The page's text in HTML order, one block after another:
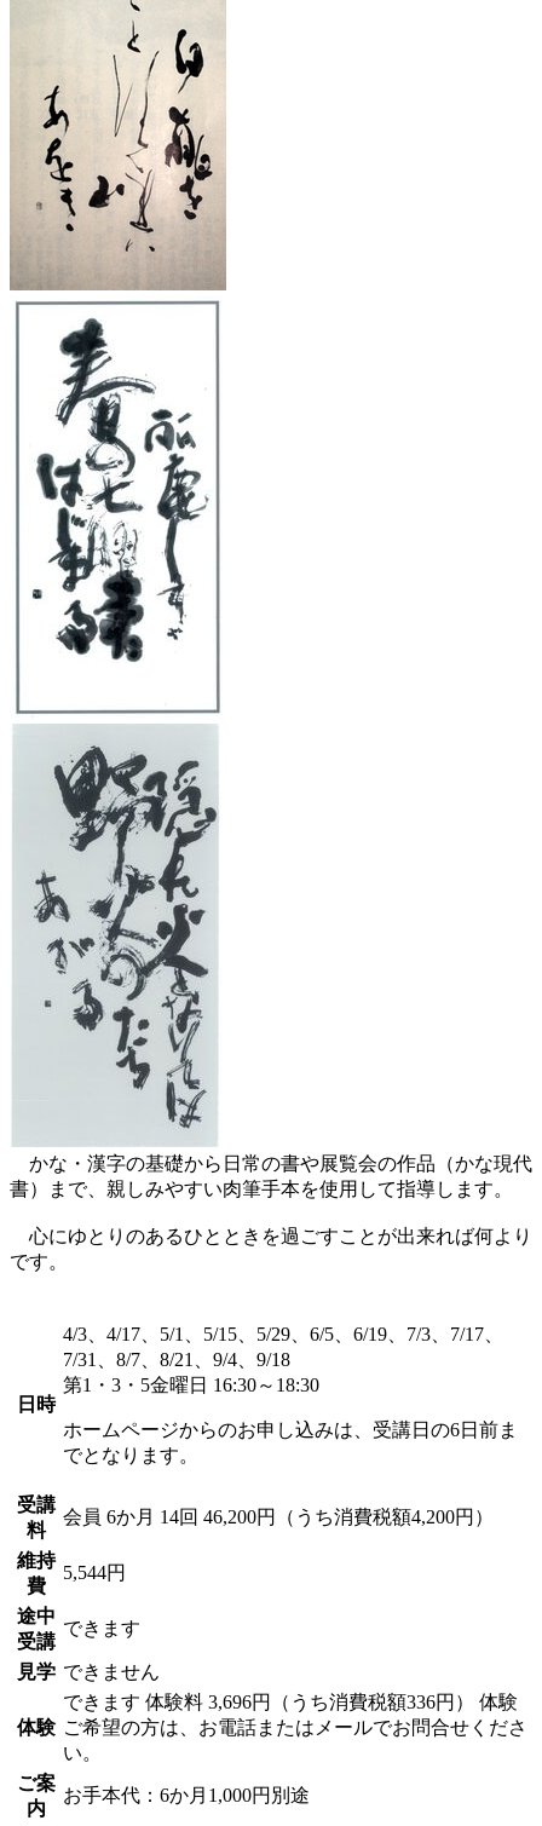
かな・漢字の基礎から日常の書や展覧会の作品（かな現代
書）まで、親しみやすい肉筆手本を使用して指導します。
心にゆとりのあるひとときを過ごすことが出来れば何より
です。
日時
4/3、4/17、5/1、5/15、5/29、6/5、6/19、7/3、7/17、
7/31、8/7、8/21、9/4、9/18
第1・3・5金曜日 16:30～18:30
ホームページからのお申し込みは、受講日の6日前ま
でとなります。
受講
料
会員 6か月 14回 46,200円（うち消費税額4,200円）
維持
費
5,544円
途中
受講
できます
見学 できません
体験
できます 体験料 3,696円（うち消費税額336円） 体験
ご希望の方は、お電話またはメールでお問合せくださ
い。
ご案
内
お手本代：6か月1,000円別途